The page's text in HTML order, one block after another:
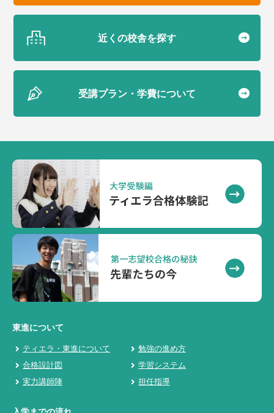
近くの校舎を探す
受講プラン・学費について
東進について
ティエラ・東進について
勉強の進め方
合格設計図
学習システム
実力講師陣
担任指導